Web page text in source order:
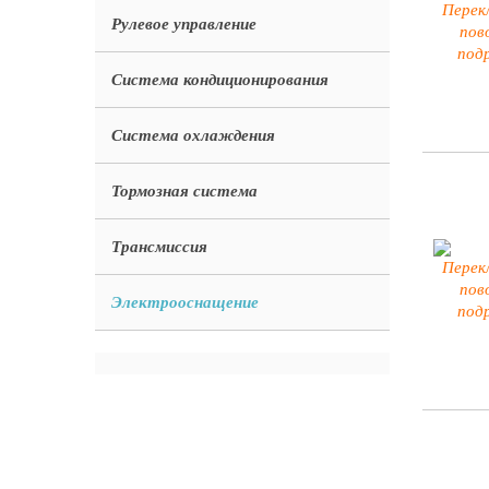
Рулевое управление
Система кондиционирования
Система охлаждения
Тормозная система
Трансмиссия
Электрооснащение